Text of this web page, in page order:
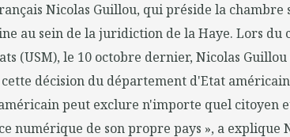
Nicolas Guillou, qui préside la chambre
au sein de la juridiction de la Haye. Lors du
(USM), le 10 octobre dernier, Nicolas Guillou
cette décision du département d'Etat
peut exclure n'importe quel citoyen
numérique de son propre pays », a explique